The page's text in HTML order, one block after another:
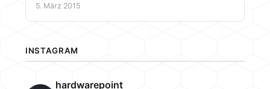
5. März 2015
INSTAGRAM
hardwarepoint